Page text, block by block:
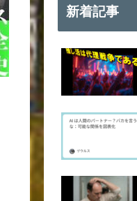
新着記事